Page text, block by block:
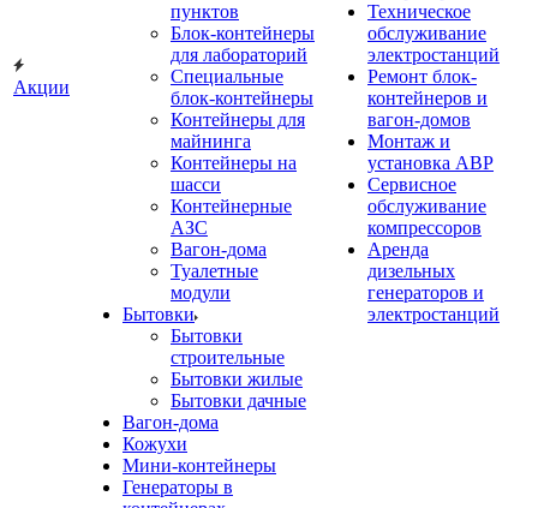
Акции
пунктов
Блок-контейнеры
для лабораторий
Специальные
блок-контейнеры
Контейнеры для
майнинга
Контейнеры на
шасси
Контейнерные
АЗС
Вагон-дома
Туалетные
модули
Бытовки
Бытовки
строительные
Бытовки жилые
Бытовки дачные
Вагон-дома
Кожухи
Мини-контейнеры
Генераторы в
Техническое
обслуживание
электростанций
Ремонт блок-
контейнеров и
вагон-домов
Монтаж и
установка АВР
Сервисное
обслуживание
компрессоров
Аренда
дизельных
генераторов и
электростанций